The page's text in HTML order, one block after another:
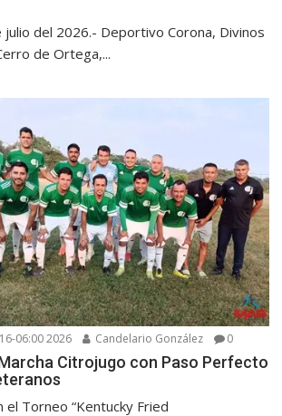
julio del 2026.- Deportivo Corona, Divinos
de Ortega,...
06:00 2026 Candelario González 0
Citrojugo con Paso Perfecto
Torneo “Kentucky Fried